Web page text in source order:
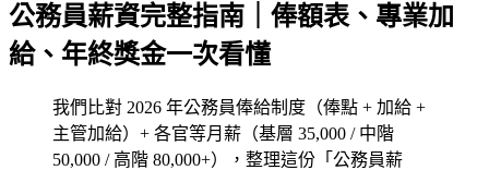
公務員薪資完整指南｜俸額表、專業加
給、年終獎金一次看懂
我們比對 2026 年公務員俸給制度（俸點 + 加給 +
主管加給）+ 各官等月薪（基層 35,000 / 中階
50,000 / 高階 80,000+），整理這份「公務員薪